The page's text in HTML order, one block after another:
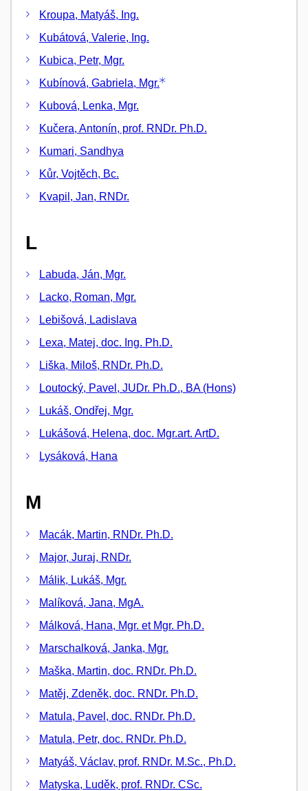
Kroupa, Matyáš, Ing.
Kubátová, Valerie, Ing.
Kubica, Petr, Mgr.
Kubínová, Gabriela, Mgr.
Kubová, Lenka, Mgr.
Kučera, Antonín, prof. RNDr. Ph.D.
Kumari, Sandhya
Kůr, Vojtěch, Bc.
Kvapil, Jan, RNDr.
L
Labuda, Ján, Mgr.
Lacko, Roman, Mgr.
Lebišová, Ladislava
Lexa, Matej, doc. Ing. Ph.D.
Liška, Miloš, RNDr. Ph.D.
Loutocký, Pavel, JUDr. Ph.D., BA (Hons)
Lukáš, Ondřej, Mgr.
Lukášová, Helena, doc. Mgr.art. ArtD.
Lysáková, Hana
M
Macák, Martin, RNDr. Ph.D.
Major, Juraj, RNDr.
Málik, Lukáš, Mgr.
Malíková, Jana, MgA.
Málková, Hana, Mgr. et Mgr. Ph.D.
Marschalková, Janka, Mgr.
Maška, Martin, doc. RNDr. Ph.D.
Matěj, Zdeněk, doc. RNDr. Ph.D.
Matula, Pavel, doc. RNDr. Ph.D.
Matula, Petr, doc. RNDr. Ph.D.
Matyáš, Václav, prof. RNDr. M.Sc., Ph.D.
Matyska, Luděk, prof. RNDr. CSc.